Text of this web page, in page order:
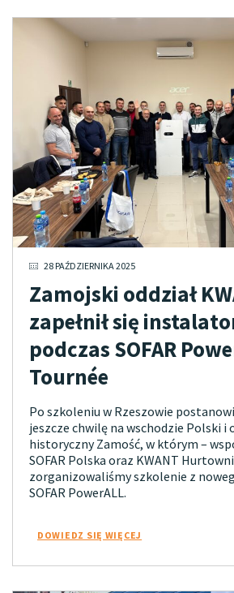
28 PAŹDZIERNIKA 2025
Zamojski oddział
zapełnił się
podczas SOFAR
Tournée
Po szkoleniu w Rzeszowie
jeszcze chwilę na wschodzie Polski i
historyczny Zamość, w którym –
SOFAR Polska oraz KWANT
zorganizowaliśmy szkolenie z
SOFAR PowerALL.
DOWIEDZ SIĘ WIĘCEJ